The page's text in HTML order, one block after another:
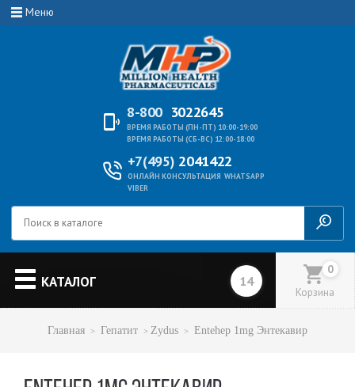
Меню
8-800 3022645
ВРЕМЯ РАБОТЫ (ПН-ПТ) 10:00-19:00
ВРЕМЯ РАБОТЫ (СБ-ВС) 12:00-18:00
+7(495) 2041422
ОНЛАЙН КОНСУЛЬТАЦИЯ WHATSAPP
VIBER
КАТАЛОГ
0
Корзина
Главная Гепатит Zydus Entehep 1mg Энтекавир